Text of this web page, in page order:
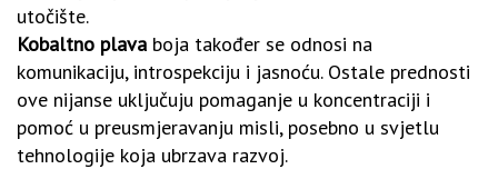
utočište.
Kobaltno plava boja također se odnosi na
komunikaciju, introspekciju i jasnoću. Ostale prednosti
ove nijanse uključuju pomaganje u koncentraciji i
pomoć u preusmjeravanju misli, posebno u svjetlu
tehnologije koja ubrzava razvoj.